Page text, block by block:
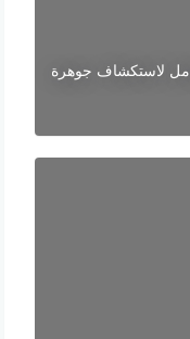
لاستكشاف جوهرة